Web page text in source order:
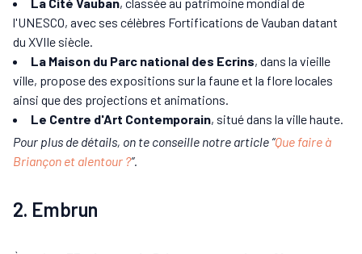
l'UNESCO, avec ses célèbres Fortifications de Vauban datant
du XVIIe siècle.
La Maison du Parc national des Ecrins, dans la vieille
ville, propose des expositions sur la faune et la flore locales
ainsi que des projections et animations.
Le Centre d'Art Contemporain, situé dans la ville haute.
Pour plus de détails, on te conseille notre article “Que faire à
Briançon et alentour ?”.
2. Embrun